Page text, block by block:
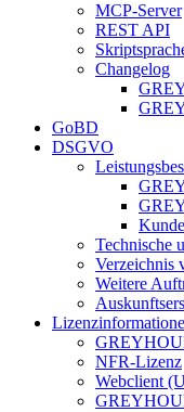
MCP-Server
REST API
Changelog
GoBD
DSGVO
Technische
Verzeichnis
Weitere
NFR-Lizenz
Webclient